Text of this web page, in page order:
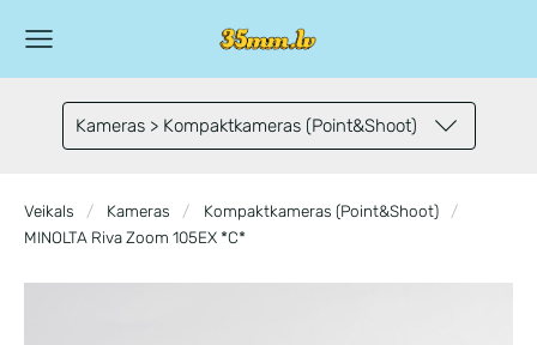
Kameras > Kompaktkameras (Point&Shoot)
Veikals Kameras
Kompaktkameras (Point&Shoot)
MINOLTA Riva Zoom 105EX *C*